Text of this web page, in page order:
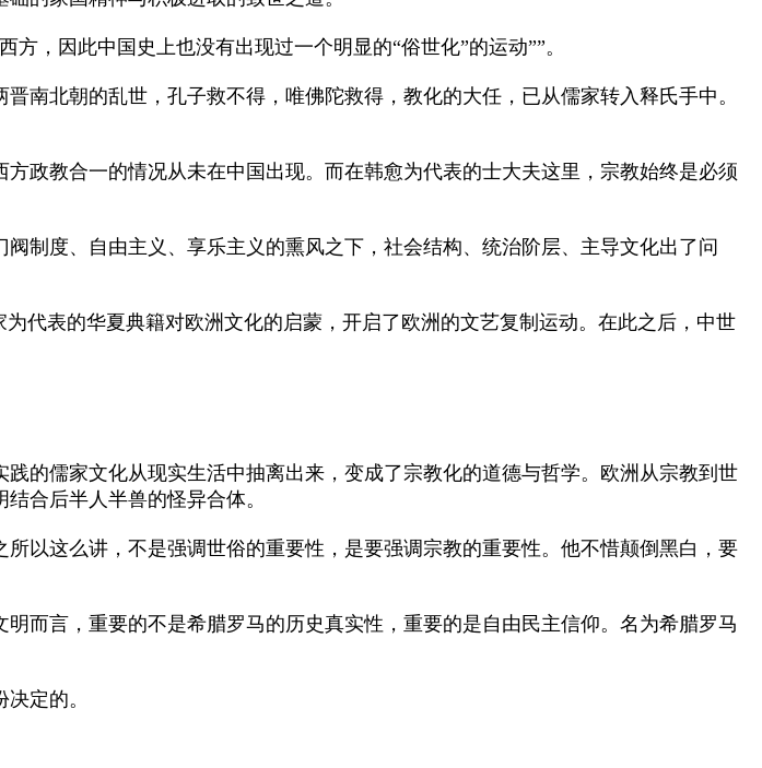
因此中国史上也没有出现过一个明显的“俗世化”的运动””。
北朝的乱世，孔子救不得，唯佛陀救得，教化的大任，已从儒家转入释氏手中。
教合一的情况从未在中国出现。而在韩愈为代表的士大夫这里，宗教始终是必须
度、自由主义、享乐主义的熏风之下，社会结构、统治阶层、主导文化出了问
表的华夏典籍对欧洲文化的启蒙，开启了欧洲的文艺复制运动。在此之后，中世
儒家文化从现实生活中抽离出来，变成了宗教化的道德与哲学。欧洲从宗教到世
合后半人半兽的怪异合体。
这么讲，不是强调世俗的重要性，是要强调宗教的重要性。他不惜颠倒黑白，要
言，重要的不是希腊罗马的历史真实性，重要的是自由民主信仰。名为希腊罗马
定的。